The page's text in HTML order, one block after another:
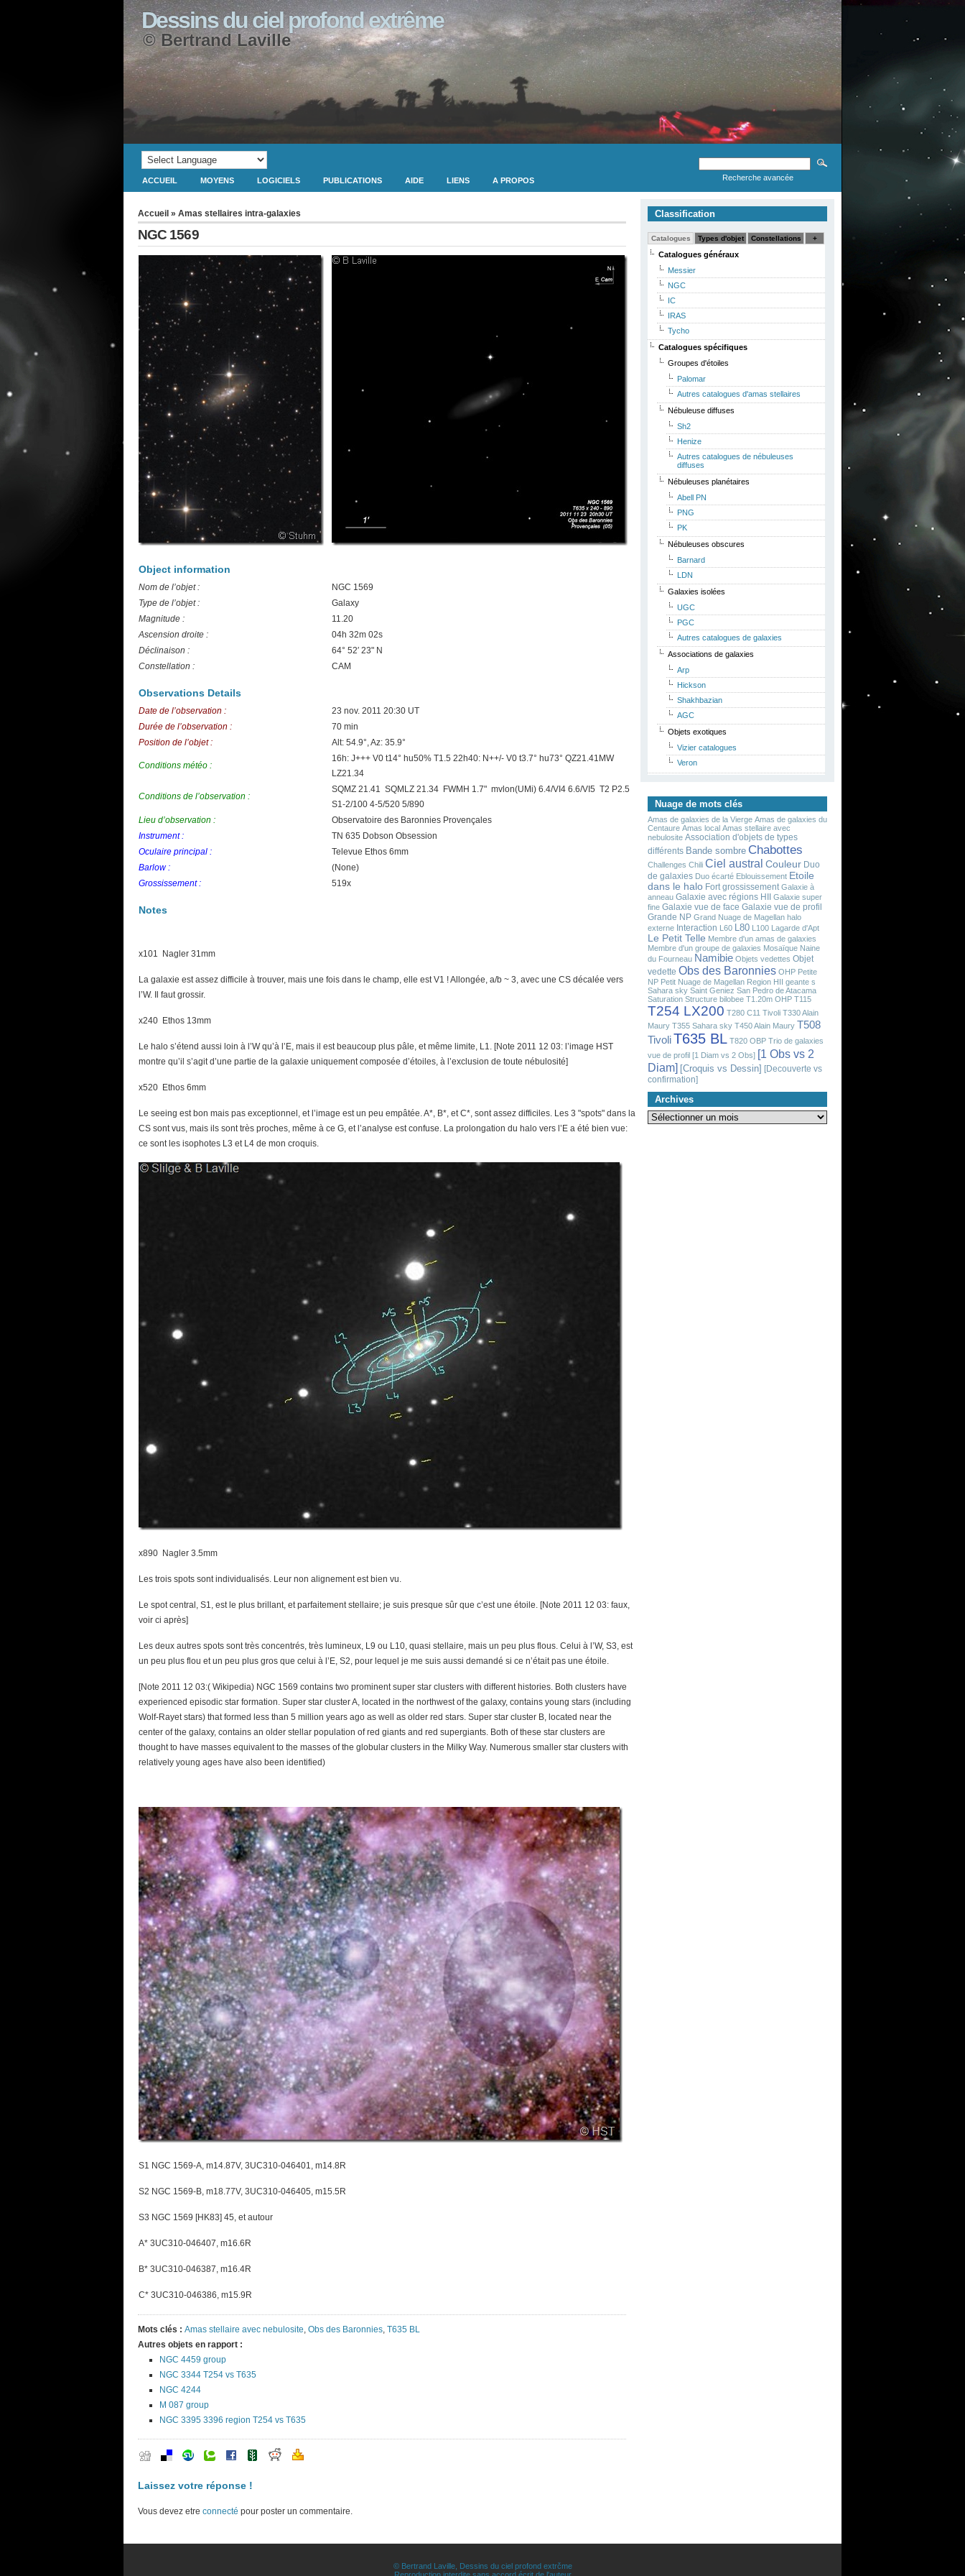
Dessins du ciel profond extrême
© Bertrand Laville
Recherche avancée
ACCUEIL MOYENS LOGICIELS PUBLICATIONS AIDE LIENS A PROPOS
Accueil » Amas stellaires intra-galaxies
NGC 1569
Object information
Nom de l’objet :
NGC 1569
Type de l’objet :
Galaxy
Magnitude :
11.20
Ascension droite :
04h 32m 02s
Déclinaison :
64° 52′ 23" N
Constellation :
CAM
Observations Details
Date de l’observation :
23 nov. 2011 20:30 UT
Durée de l’observation :
70 min
Position de l’objet :
Alt: 54.9°, Az: 35.9°
Conditions météo :
16h: J+++ V0 t14° hu50% T1.5 22h40: N++/- V0 t3.7° hu73° QZ21.41MW
LZ21.34
Conditions de l’observation :
SQMZ 21.41 SQMLZ 21.34 FWMH 1.7" mvlon(UMi) 6.4/VI4 6.6/VI5 T2 P2.5
S1-2/100 4-5/520 5/890
Lieu d’observation :
Observatoire des Baronnies Provençales
Instrument :
TN 635 Dobson Obsession
Oculaire principal :
Televue Ethos 6mm
Barlow :
(None)
Grossissement :
519x
Notes
x101 Nagler 31mm
La galaxie est assez difficile à trouver, mais une fois dans le champ, elle est V1 ! Allongée, a/b ~ 3, avec une CS décalée vers
l’W. Il faut grossir.
x240 Ethos 13mm
Le halo s’étend aussi loin à l’W qu’à l’E, mais il est beaucoup plus pâle, et même limite, L1. [Note 2011 12 03: l’image HST
montre qu’il s’agit d’une partie de la galaxie uniquement composée d’étoiles, à l’exclusion de toute nébulosité]
x520 Ethos 6mm
Le seeing est bon mais pas exceptionnel, et l’image est un peu empâtée. A*, B*, et C*, sont assez difficiles. Les 3 "spots" dans la
CS sont vus, mais ils sont très proches, même à ce G, et l’analyse est confuse. La prolongation du halo vers l’E a été bien vue:
ce sont les isophotes L3 et L4 de mon croquis.
x890 Nagler 3.5mm
Les trois spots sont individualisés. Leur non alignement est bien vu.
Le spot central, S1, est le plus brillant, et parfaitement stellaire; je suis presque sûr que c’est une étoile. [Note 2011 12 03: faux,
voir ci après]
Les deux autres spots sont très concentrés, très lumineux, L9 ou L10, quasi stellaire, mais un peu plus flous. Celui à l’W, S3, est
un peu plus flou et un peu plus gros que celui à l’E, S2, pour lequel je me suis aussi demandé si ce n’était pas une étoile.
[Note 2011 12 03:( Wikipedia) NGC 1569 contains two prominent super star clusters with different histories. Both clusters have
experienced episodic star formation. Super star cluster A, located in the northwest of the galaxy, contains young stars (including
Wolf-Rayet stars) that formed less than 5 million years ago as well as older red stars. Super star cluster B, located near the
center of the galaxy, contains an older stellar population of red giants and red supergiants. Both of these star clusters are
thought to have masses equivalent to the masses of the globular clusters in the Milky Way. Numerous smaller star clusters with
relatively young ages have also been identified)
S1 NGC 1569-A, m14.87V, 3UC310-046401, m14.8R
S2 NGC 1569-B, m18.77V, 3UC310-046405, m15.5R
S3 NGC 1569 [HK83] 45, et autour
A* 3UC310-046407, m16.6R
B* 3UC310-046387, m16.4R
C* 3UC310-046386, m15.9R
Mots clés : Amas stellaire avec nebulosite, Obs des Baronnies, T635 BL
Autres objets en rapport :
NGC 4459 group
NGC 3344 T254 vs T635
NGC 4244
M 087 group
NGC 3395 3396 region T254 vs T635
Laissez votre réponse !
Vous devez etre connecté pour poster un commentaire.
Classification
Catalogues Types d'objet Constellations +
Catalogues généraux
Messier
NGC
IC
IRAS
Tycho
Catalogues spécifiques
Groupes d'étoiles
Palomar
Autres catalogues d'amas stellaires
Nébuleuse diffuses
Sh2
Henize
Autres catalogues de nébuleuses
diffuses
Nébuleuses planétaires
Abell PN
PNG
PK
Nébuleuses obscures
Barnard
LDN
Galaxies isolées
UGC
PGC
Autres catalogues de galaxies
Associations de galaxies
Arp
Hickson
Shakhbazian
AGC
Objets exotiques
Vizier catalogues
Veron
Nuage de mots clés
Amas de galaxies de la Vierge Amas de galaxies du
Centaure Amas local Amas stellaire avec
nebulosite Association d'objets de types
différents Bande sombre Chabottes
Challenges Chili Ciel austral Couleur Duo
de galaxies Duo écarté Eblouissement Etoile
dans le halo Fort grossissement Galaxie à
anneau Galaxie avec régions HII
Galaxie super
fine Galaxie vue de face Galaxie vue de profil
Grande NP Grand Nuage de Magellan halo
externe Interaction L60 L80 L100 Lagarde d'Apt
Le Petit Telle Membre d'un amas de galaxies
Membre d'un groupe de galaxies Mosaïque Naine
du Fourneau Namibie Objets vedettes Objet
vedette Obs des Baronnies OHP Petite
NP Petit Nuage de Magellan Region HII geante s
Sahara sky Saint Geniez San Pedro de Atacama
Saturation Structure bilobee T1.20m OHP T115
T254 LX200 T280 C11 Tivoli T330 Alain
Maury T355 Sahara sky T450 Alain Maury T508
TivoliT635 BL T820 OBP Trio de galaxies
vue de profil [1 Diam vs 2 Obs] [1 Obs vs 2
Diam] [Croquis vs Dessin] [Decouverte vs
confirmation]
Archives
Archives
© Bertrand Laville, Dessins du ciel profond extrčme